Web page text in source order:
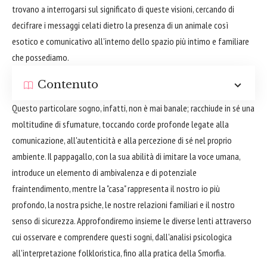
trovano a interrogarsi sul significato di queste visioni, cercando di
decifrare i messaggi celati dietro la presenza di un animale così
esotico e comunicativo all'interno dello spazio più intimo e familiare
che possediamo.
Contenuto
Questo particolare sogno, infatti, non è mai banale; racchiude in sé una
moltitudine di sfumature, toccando corde profonde legate alla
comunicazione, all'autenticità e alla percezione di sé nel proprio
ambiente. Il pappagallo, con la sua abilità di imitare la voce umana,
introduce un elemento di ambivalenza e di potenziale
fraintendimento, mentre la "casa" rappresenta il nostro io più
profondo, la nostra psiche, le nostre relazioni familiari e il nostro
senso di sicurezza. Approfondiremo insieme le diverse lenti attraverso
cui osservare e comprendere questi sogni, dall'analisi psicologica
all'interpretazione folkloristica, fino alla pratica della Smorfia.